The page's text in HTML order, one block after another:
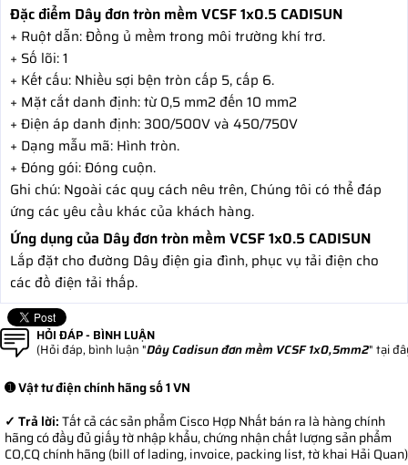
Đặc điểm Dây đơn tròn mềm VCSF 1x0.5 CADISUN
+ Ruột dẫn: Đồng ủ mềm trong môi trường khí trơ.
+ Số lõi: 1
+ Kết cấu: Nhiều sợi bện tròn cấp 5, cấp 6.
+ Mặt cắt danh định: từ 0,5 mm2 đến 10 mm2
+ Điện áp danh định: 300/500V và 450/750V
+ Dạng mẫu mã: Hình tròn.
+ Đóng gói: Đóng cuộn.
Ghi chú: Ngoài các quy cách nêu trên, Chúng tôi có thể đáp
ứng các yêu cầu khác của khách hàng.
Ứng dụng của Dây đơn tròn mềm VCSF 1x0.5 CADISUN
Lắp đặt cho đường Dây điện gia đình, phục vụ tải điện cho
các đồ điện tải thấp.
HỎI ĐÁP - BÌNH LUẬN
(Hỏi đáp, bình luận "Dây Cadisun đơn mềm VCSF 1x0,5mm2" tại
➊ Vật tư điện chính hãng số 1 VN
✓ Trả lời:Tất cả các sản phẩm Cisco Hợp Nhất bán ra là hàng chính
hãng có đầy đủ giấy tờ nhập khẩu, chứng nhận chất lượng sản phẩm
CO,CQ chính hãng (bill of lading, invoice, packing list, tờ khai Hải Quan)